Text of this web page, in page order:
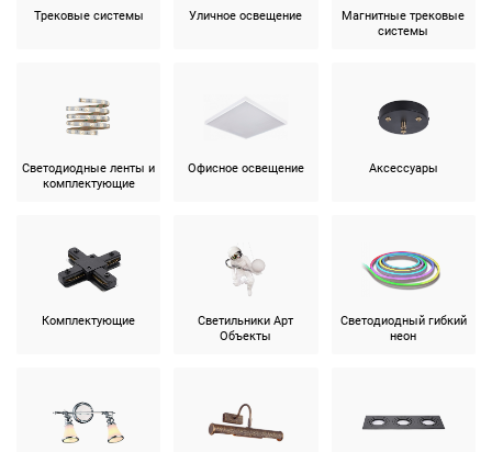
Трековые системы Уличное освещение
Магнитные трековые
системы
Светодиодные ленты и
комплектующие
Офисное освещение Аксессуары
Комплектующие
Светильники Арт
Объекты
Светодиодный гибкий
неон